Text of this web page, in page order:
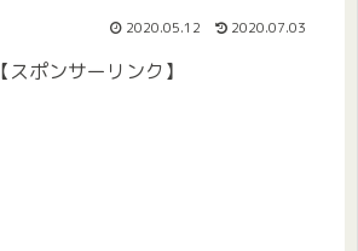
2020.05.12 2020.07.03
【スポンサーリンク】